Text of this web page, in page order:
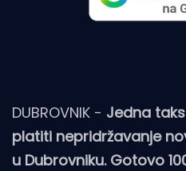
DUBROVNIK - Jedna
platiti nepridržavanje
u Dubrovniku. Gotovo